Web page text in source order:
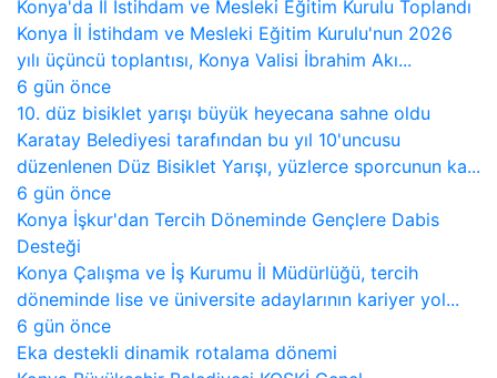
Konya'da İl İstihdam ve Mesleki Eğitim Kurulu Toplandı
Konya İl İstihdam ve Mesleki Eğitim Kurulu'nun 2026
yılı üçüncü toplantısı, Konya Valisi İbrahim Akı...
6 gün önce
10. düz bisiklet yarışı büyük heyecana sahne oldu
Karatay Belediyesi tarafından bu yıl 10'uncusu
düzenlenen Düz Bisiklet Yarışı, yüzlerce sporcunun ka...
6 gün önce
Konya İşkur'dan Tercih Döneminde Gençlere Dabis
Desteği
Konya Çalışma ve İş Kurumu İl Müdürlüğü, tercih
döneminde lise ve üniversite adaylarının kariyer yol...
6 gün önce
Eka destekli dinamik rotalama dönemi